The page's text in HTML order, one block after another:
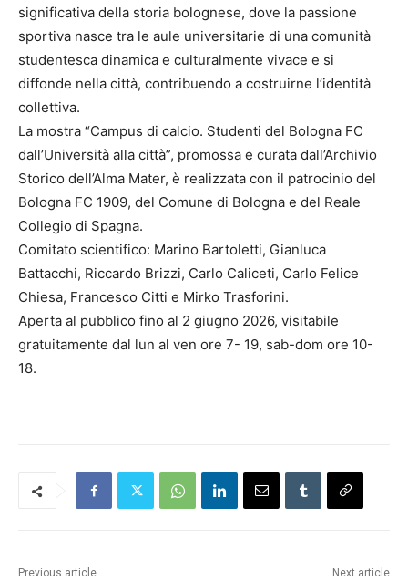
significativa della storia bolognese, dove la passione
sportiva nasce tra le aule universitarie di una comunità
studentesca dinamica e culturalmente vivace e si
diffonde nella città, contribuendo a costruirne l’identità
collettiva.
La mostra “Campus di calcio. Studenti del Bologna FC
dall’Università alla città”, promossa e curata dall’Archivio
Storico dell’Alma Mater, è realizzata con il patrocinio del
Bologna FC 1909, del Comune di Bologna e del Reale
Collegio di Spagna.
Comitato scientifico: Marino Bartoletti, Gianluca
Battacchi, Riccardo Brizzi, Carlo Caliceti, Carlo Felice
Chiesa, Francesco Citti e Mirko Trasforini.
Aperta al pubblico fino al 2 giugno 2026, visitabile
gratuitamente dal lun al ven ore 7- 19, sab-dom ore 10-
18.
Previous article Next article